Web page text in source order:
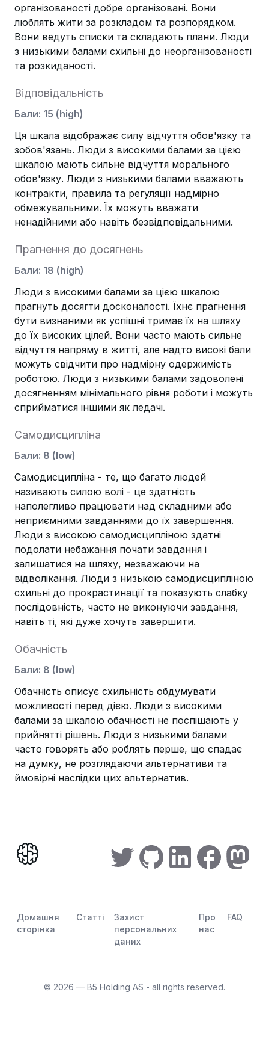
організованості добре організовані. Вони
люблять жити за розкладом та розпорядком.
Вони ведуть списки та складають плани. Люди
з низькими балами схильні до неорганізованості
та розкиданості.
Відповідальність
Бали: 15 (high)
Ця шкала відображає силу відчуття обов'язку та
зобов'язань. Люди з високими балами за цією
шкалою мають сильне відчуття морального
обов'язку. Люди з низькими балами вважають
контракти, правила та регуляції надмірно
обмежувальними. Їх можуть вважати
ненадійними або навіть безвідповідальними.
Прагнення до досягнень
Бали: 18 (high)
Люди з високими балами за цією шкалою
прагнуть досягти досконалості. Їхнє прагнення
бути визнаними як успішні тримає їх на шляху
до їх високих цілей. Вони часто мають сильне
відчуття напряму в житті, але надто високі бали
можуть свідчити про надмірну одержимість
роботою. Люди з низькими балами задоволені
досягненням мінімального рівня роботи і можуть
сприйматися іншими як ледачі.
Самодисципліна
Бали: 8 (low)
Самодисципліна - те, що багато людей
називають силою волі - це здатність
наполегливо працювати над складними або
неприємними завданнями до їх завершення.
Люди з високою самодисципліною здатні
подолати небажання почати завдання і
залишатися на шляху, незважаючи на
відволікання. Люди з низькою самодисципліною
схильні до прокрастинації та показують слабку
послідовність, часто не виконуючи завдання,
навіть ті, які дуже хочуть завершити.
Обачність
Бали: 8 (low)
Обачність описує схильність обдумувати
можливості перед дією. Люди з високими
балами за шкалою обачності не поспішають у
прийнятті рішень. Люди з низькими балами
часто говорять або роблять перше, що спадає
на думку, не розглядаючи альтернативи та
ймовірні наслідки цих альтернатив.
Домашня
сторінка
Статті
Захист
персональних
даних
Про
нас
FAQ
© 2026 — B5 Holding AS - all rights reserved.